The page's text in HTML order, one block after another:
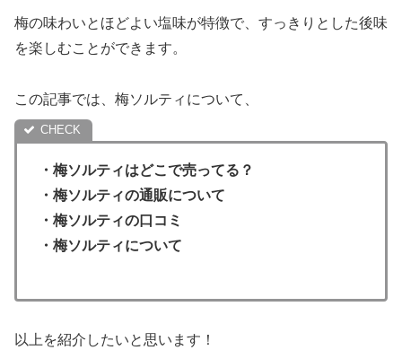
梅の味わいとほどよい塩味が特徴で、すっきりとした後味
を楽しむことができます。
この記事では、梅ソルティについて、
・ 梅ソルティはどこで売ってる？
・梅ソルティの通販について
・ 梅ソルティの口コミ
・梅ソルティについて
以上を紹介したいと思います！